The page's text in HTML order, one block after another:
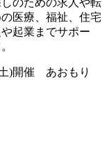
医療、福祉、住宅
起業までサポー
)開催 あおもり